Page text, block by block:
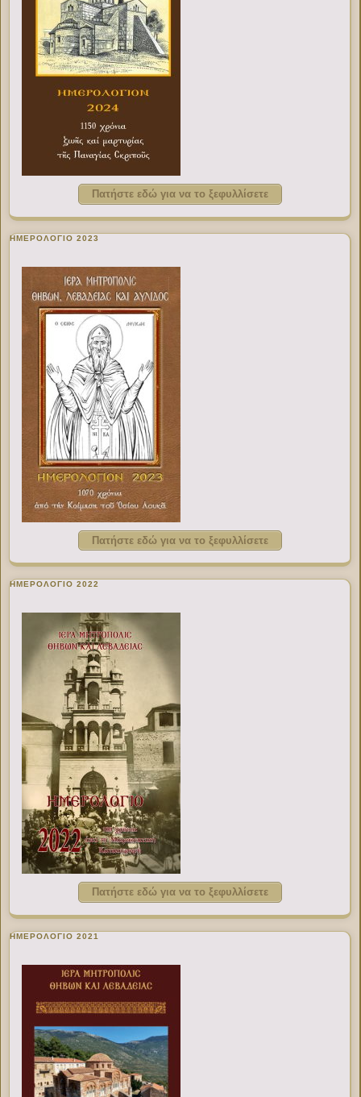
Πατήστε εδώ για να το ξεφυλλίσετε
ΗΜΕΡΟΛΟΓΙΟ 2023
Πατήστε εδώ για να το ξεφυλλίσετε
ΗΜΕΡΟΛΟΓΙΟ 2022
Πατήστε εδώ για να το ξεφυλλίσετε
ΗΜΕΡΟΛΟΓΙΟ 2021